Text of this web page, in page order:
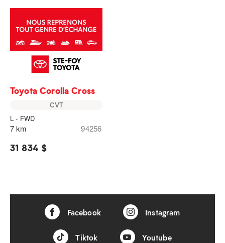
Toyota Corolla Cross
CVT
L - FWD
7 km 94256
31 834 $
Facebook Instagram
Tiktok Youtube